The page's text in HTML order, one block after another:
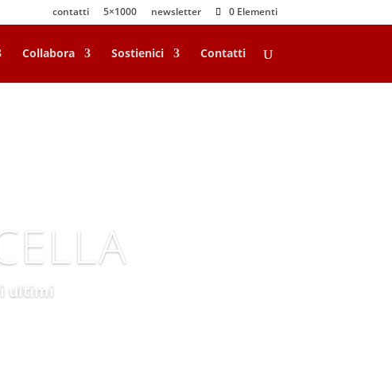
contatti 5×1000 newsletter 0 Elementi
Collabora Sostienici Contatti
ultimi